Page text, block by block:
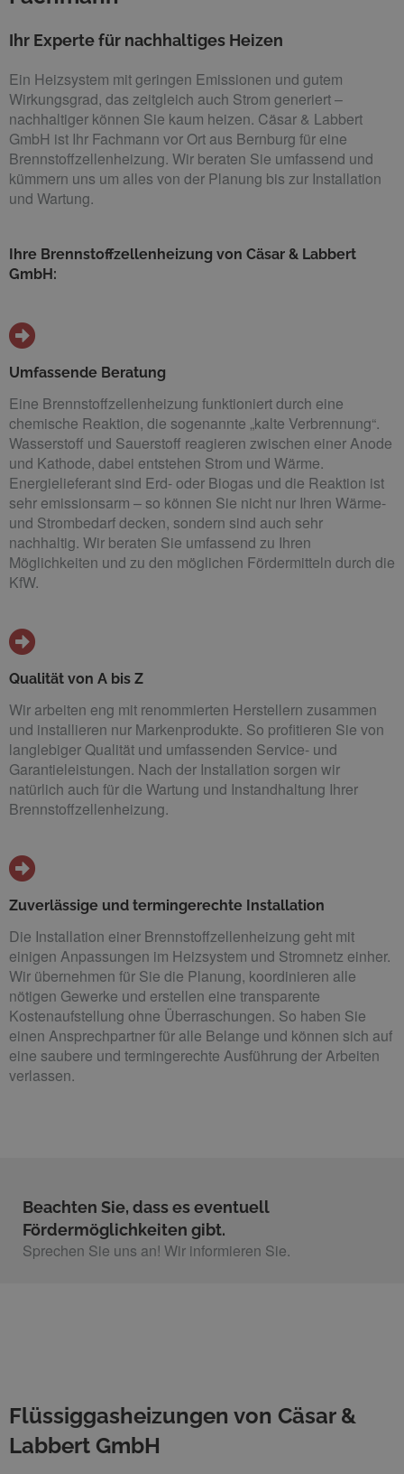
Ihr Experte für nachhaltiges Heizen
Ein Heizsystem mit geringen Emissionen und gutem
Wirkungsgrad, das zeitgleich auch Strom generiert –
nachhaltiger können Sie kaum heizen. Cäsar & Labbert
GmbH ist Ihr Fachmann vor Ort aus Bernburg für eine
Brennstoffzellenheizung. Wir beraten Sie umfassend und
kümmern uns um alles von der Planung bis zur Installation
und Wartung.
Ihre Brennstoffzellenheizung von Cäsar & Labbert
GmbH:
Umfassende Beratung
Eine Brennstoffzellenheizung funktioniert durch eine
chemische Reaktion, die sogenannte „kalte Verbrennung“.
Wasserstoff und Sauerstoff reagieren zwischen einer Anode
und Kathode, dabei entstehen Strom und Wärme.
Energielieferant sind Erd- oder Biogas und die Reaktion ist
sehr emissionsarm – so können Sie nicht nur Ihren Wärme-
und Strombedarf decken, sondern sind auch sehr
nachhaltig. Wir beraten Sie umfassend zu Ihren
Möglichkeiten und zu den möglichen Fördermitteln durch die
KfW.
Qualität von A bis Z
Wir arbeiten eng mit renommierten Herstellern zusammen
und installieren nur Markenprodukte. So profitieren Sie von
langlebiger Qualität und umfassenden Service- und
Garantieleistungen. Nach der Installation sorgen wir
natürlich auch für die Wartung und Instandhaltung Ihrer
Brennstoffzellenheizung.
Zuverlässige und termingerechte Installation
Die Installation einer Brennstoffzellenheizung geht mit
einigen Anpassungen im Heizsystem und Stromnetz einher.
Wir übernehmen für Sie die Planung, koordinieren alle
nötigen Gewerke und erstellen eine transparente
Kostenaufstellung ohne Überraschungen. So haben Sie
einen Ansprechpartner für alle Belange und können sich auf
eine saubere und termingerechte Ausführung der Arbeiten
verlassen.
Beachten Sie, dass es eventuell
Fördermöglichkeiten gibt.
Sprechen Sie uns an! Wir informieren Sie.​
Flüssiggasheizungen von Cäsar &
Labbert GmbH